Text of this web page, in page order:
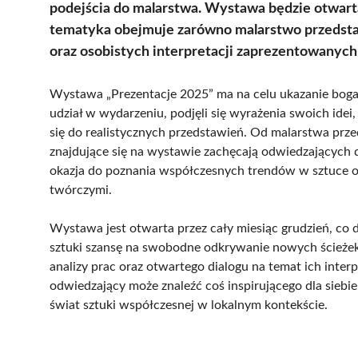
podejścia do malarstwa. Wystawa będzie
tematyka obejmuje zarówno malarstwo
oraz osobistych interpretacji zaprezentowanych
Wystawa „Prezentacje 2025” ma na celu ukazanie
udział w wydarzeniu, podjęli się wyrażenia swoich
się do realistycznych przedstawień. Od malarstwa
znajdujące się na wystawie zachęcają
okazja do poznania współczesnych trendów w sztuce
twórczymi.
Wystawa jest otwarta przez cały miesiąc grudzień, co
sztuki szansę na swobodne odkrywanie nowych
analizy prac oraz otwartego dialogu na temat ich
odwiedzający może znaleźć coś inspirującego dla
świat sztuki współczesnej w lokalnym kontekście.